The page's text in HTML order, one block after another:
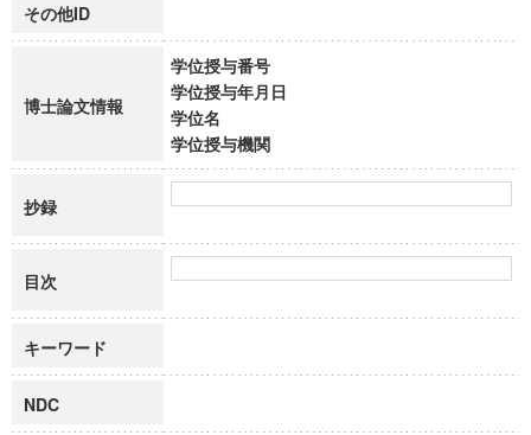
その他ID
博士論文情報
学位授与番号
学位授与年月日
学位名
学位授与機関
抄録
目次
キーワード
NDC